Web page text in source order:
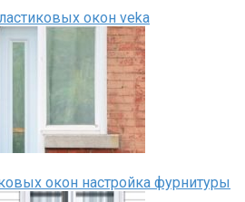
окон veka
окон настройка фурнитуры